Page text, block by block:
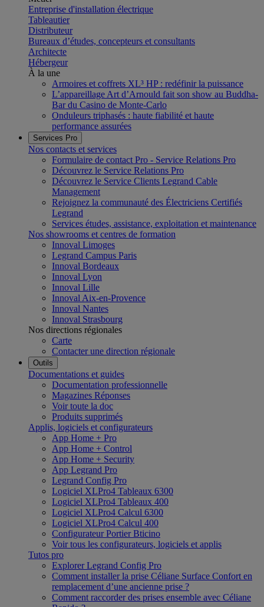
Entreprise d'installation électrique
Tableautier
Distributeur
Bureaux d’études, concepteurs et consultants
Architecte
Hébergeur
À la une
Armoires et coffrets XL³ HP : redéfinir la puissance
L’appareillage Art d’Arnould fait son show au Buddha-
Bar du Casino de Monte-Carlo
Onduleurs triphasés : haute fiabilité et haute
performance assurées
Services Pro
Nos contacts et services
Formulaire de contact Pro - Service Relations Pro
Découvrez le Service Relations Pro
Découvrez le Service Clients Legrand Cable
Management
Rejoignez la communauté des Électriciens Certifiés
Legrand
Services études, assistance, exploitation et maintenance
Nos showrooms et centres de formation
Innoval Limoges
Legrand Campus Paris
Innoval Bordeaux
Innoval Lyon
Innoval Lille
Innoval Aix-en-Provence
Innoval Nantes
Innoval Strasbourg
Nos directions régionales
Carte
Contacter une direction régionale
Outils
Documentations et guides
Documentation professionnelle
Magazines Réponses
Voir toute la doc
Produits supprimés
Applis, logiciels et configurateurs
App Home + Pro
App Home + Control
App Home + Security
App Legrand Pro
Legrand Config Pro
Logiciel XLPro4 Tableaux 6300
Logiciel XLPro4 Tableaux 400
Logiciel XLPro4 Calcul 6300
Logiciel XLPro4 Calcul 400
Configurateur Portier Bticino
Voir tous les configurateurs, logiciels et applis
Tutos pro
Explorer Legrand Config Pro
Comment installer la prise Céliane Surface Confort en
remplacement d’une ancienne prise ?
Comment raccorder des prises ensemble avec Céliane